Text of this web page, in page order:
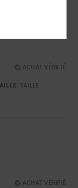
ACHAT VÉRIFIÉ
: TAILLE
ACHAT VÉRIFIÉ